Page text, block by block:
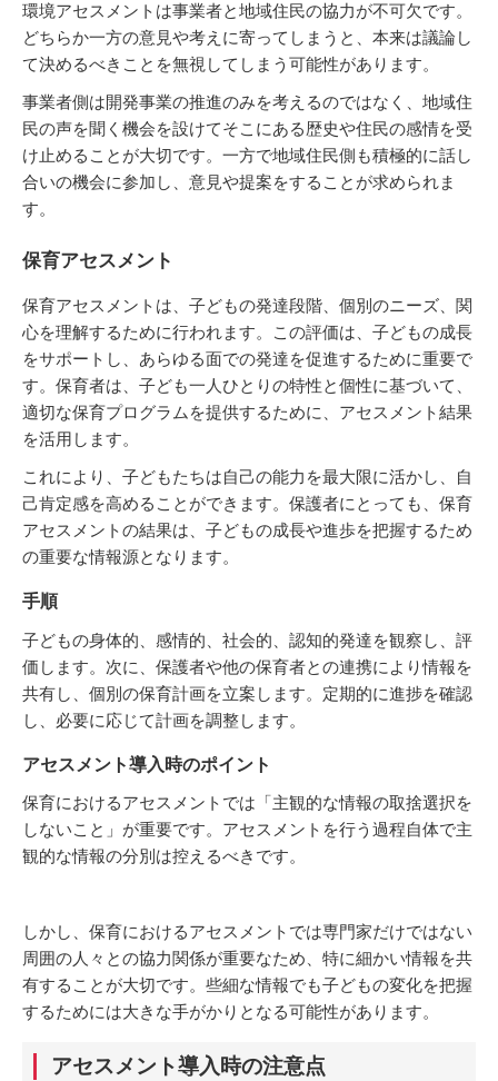
環境アセスメントは事業者と地域住民の協力が不可欠です。
どちらか一方の意見や考えに寄ってしまうと、本来は議論し
て決めるべきことを無視してしまう可能性があります。
事業者側は開発事業の推進のみを考えるのではなく、地域住
民の声を聞く機会を設けてそこにある歴史や住民の感情を受
け止めることが大切です。一方で地域住民側も積極的に話し
合いの機会に参加し、意見や提案をすることが求められま
す。
保育アセスメント
保育アセスメントは、子どもの発達段階、個別のニーズ、関
心を理解するために行われます。この評価は、子どもの成長
をサポートし、あらゆる面での発達を促進するために重要で
す。保育者は、子ども一人ひとりの特性と個性に基づいて、
適切な保育プログラムを提供するために、アセスメント結果
を活用します。
これにより、子どもたちは自己の能力を最大限に活かし、自
己肯定感を高めることができます。保護者にとっても、保育
アセスメントの結果は、子どもの成長や進歩を把握するため
の重要な情報源となります。
手順
子どもの身体的、感情的、社会的、認知的発達を観察し、評
価します。次に、保護者や他の保育者との連携により情報を
共有し、個別の保育計画を立案します。定期的に進捗を確認
し、必要に応じて計画を調整します。
アセスメント導入時のポイント
保育におけるアセスメントでは「主観的な情報の取捨選択を
しないこと」が重要です。アセスメントを行う過程自体で主
観的な情報の分別は控えるべきです。
しかし、保育におけるアセスメントでは専門家だけではない
周囲の人々との協力関係が重要なため、特に細かい情報を共
有することが大切です。些細な情報でも子どもの変化を把握
するためには大きな手がかりとなる可能性があります。
アセスメント導入時の注意点